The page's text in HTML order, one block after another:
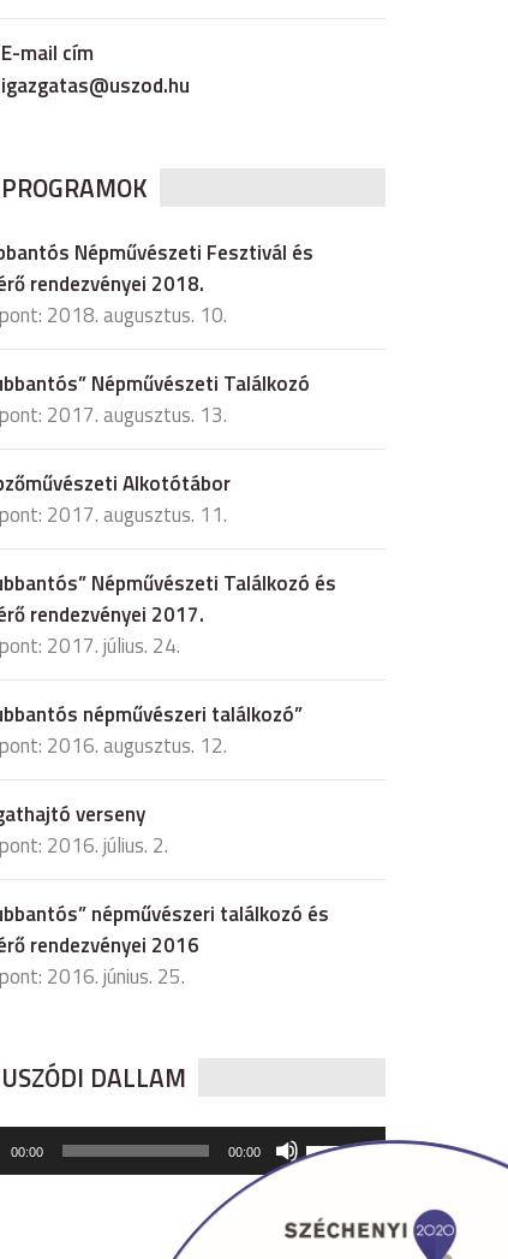
E-mail cím
igazgatas@uszod.hu
PROGRAMOK
Népművészeti Fesztivál és
rendezvényei 2018.
2018. augusztus. 10.
Népművészeti Találkozó
2017. augusztus. 13.
Alkotótábor
2017. augusztus. 11.
Népművészeti Találkozó és
rendezvényei 2017.
2017. július. 24.
népművészeri találkozó”
2016. augusztus. 12.
verseny
2016. július. 2.
népművészeri találkozó és
rendezvényei 2016
2016. június. 25.
USZÓDI DALLAM
00:00 00:00
hangerő
csökkentéséhez